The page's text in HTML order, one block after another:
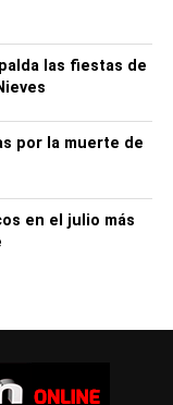
las fiestas de
por la muerte de
en el julio más